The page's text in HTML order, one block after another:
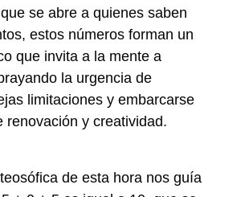
se abre a quienes saben
estos números forman un
que invita a la mente a
la urgencia de
limitaciones y embarcarse
renovación y creatividad.
de esta hora nos guía